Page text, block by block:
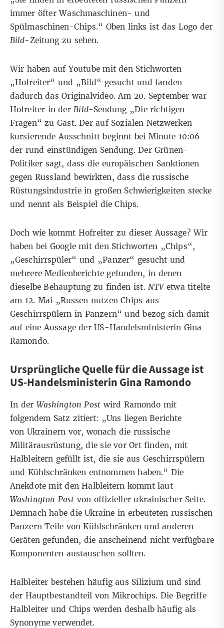
immer öfter Waschmaschinen- und
Spülmaschinen-Chips.“ Oben links ist das Logo der
Bild-Zeitung zu sehen.
Wir haben auf Youtube mit den Stichworten
„Hofreiter“ und „Bild“ gesucht und fanden
dadurchdas Originalvideo. Am 20. September war
Hofreiter in derBild-Sendung „Die richtigen
Fragen“ zu Gast. Der auf Sozialen Netzwerken
kursierende Ausschnitt beginnt bei Minute 10:06
der rund einstündigen Sendung. Der Grünen-
Politiker sagt, dass die europäischen Sanktionen
gegen Russland bewirkten, dass die russische
Rüstungsindustrie in großen Schwierigkeiten stecke
und nennt als Beispiel die Chips.
Doch wie kommt Hofreiter zu dieser Aussage? Wir
haben bei Google mit den Stichworten „Chips“,
„Geschirrspüler“ und „Panzer“ gesucht und
mehrere Medienberichte gefunden, in denen
dieselbe Behauptung zu finden ist.NTVetwa titelte
am 12. Mai „Russen nutzen Chips aus
Geschirrspülern in Panzern“ und bezog sich damit
auf eine Aussage der US-Handelsministerin Gina
Ramondo.
Ursprüngliche Quelle für die Aussage ist
US-Handelsministerin Gina Ramondo
In der Washington Postwird Ramondo mit
folgendem Satz zitiert: „Uns liegen Berichte
von Ukrainern vor, wonach die russische
Militärausrüstung, die sie vor Ort finden, mit
Halbleitern gefüllt ist, die sie aus Geschirrspülern
und Kühlschränken entnommen haben.“ Die
Anekdote mit den Halbleitern kommt laut
Washington Post von offizieller ukrainischer Seite.
Demnach habe die Ukraine in erbeuteten russischen
Panzern Teile von Kühlschränken und anderen
Geräten gefunden, die anscheinend nicht verfügbare
Komponenten austauschen sollten.
Halbleiter bestehen häufig aus Silizium und sind
der Hauptbestandteil von Mikrochips. Die Begriffe
Halbleiter und Chips werden deshalb häufig als
Synonyme verwendet.